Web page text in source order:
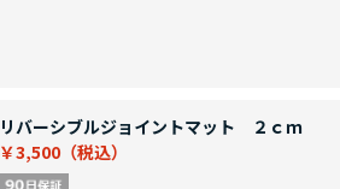
リバーシブルジョイントマット ２ｃｍ
￥3,500